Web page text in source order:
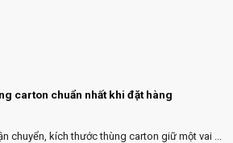
carton chuẩn nhất khi đặt hàng
chuyển, kích thước thùng carton giữ một vai ...